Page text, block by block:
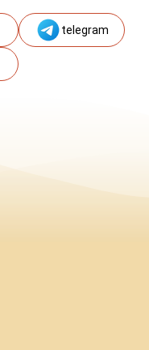
telegram